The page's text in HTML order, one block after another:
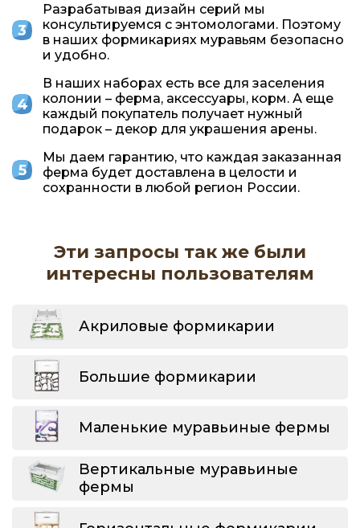
Разрабатывая дизайн серий мы
консультируемся с энтомологами. Поэтому
в наших формикариях муравьям безопасно
и удобно.
В наших наборах есть все для заселения
колонии – ферма, аксессуары, корм. А еще
каждый покупатель получает нужный
подарок – декор для украшения арены.
Мы даем гарантию, что каждая заказанная
ферма будет доставлена в целости и
сохранности в любой регион России.
Эти запросы так же были
интересны пользователям
Акриловые формикарии
Большие формикарии
Маленькие муравьиные фермы
Вертикальные муравьиные
фермы